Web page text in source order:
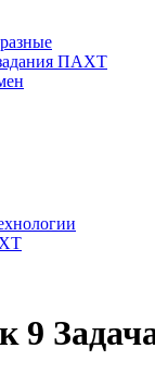
ПАХТ
9